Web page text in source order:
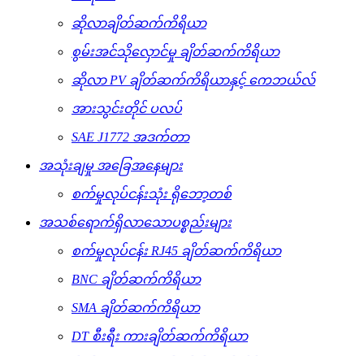
ဆိုလာချိတ်ဆက်ကိရိယာ
စွမ်းအင်သိုလှောင်မှု ချိတ်ဆက်ကိရိယာ
ဆိုလာ PV ချိတ်ဆက်ကိရိယာနှင့် ကေဘယ်လ်
အားသွင်းတိုင် ပလပ်
SAE J1772 အဒက်တာ
အသုံးချမှု အခြေအနေများ
စက်မှုလုပ်ငန်းသုံး ရိုဘော့တစ်
အသစ်ရောက်ရှိလာသောပစ္စည်းများ
စက်မှုလုပ်ငန်း RJ45 ချိတ်ဆက်ကိရိယာ
BNC ချိတ်ဆက်ကိရိယာ
SMA ချိတ်ဆက်ကိရိယာ
DT စီးရီး ကားချိတ်ဆက်ကိရိယာ